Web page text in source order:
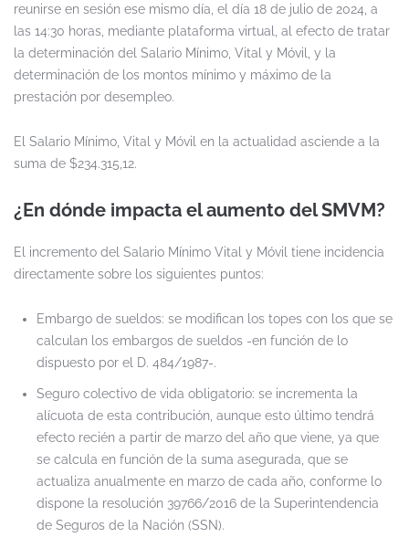
reunirse en sesión ese mismo día, el día 18 de julio de 2024, a
las 14:30 horas, mediante plataforma virtual, al efecto de tratar
la determinación del Salario Mínimo, Vital y Móvil, y la
determinación de los montos mínimo y máximo de la
prestación por desempleo.
El Salario Mínimo, Vital y Móvil en la actualidad asciende a la
suma de $234.315,12.
¿En dónde impacta el aumento del SMVM?
El incremento del Salario Mínimo Vital y Móvil tiene incidencia
directamente sobre los siguientes puntos:
Embargo de sueldos: se modifican los topes con los que se
calculan los embargos de sueldos -en función de lo
dispuesto por el D. 484/1987-.
Seguro colectivo de vida obligatorio: se incrementa la
alícuota de esta contribución, aunque esto último tendrá
efecto recién a partir de marzo del año que viene, ya que
se calcula en función de la suma asegurada, que se
actualiza anualmente en marzo de cada año, conforme lo
dispone la resolución 39766/2016 de la Superintendencia
de Seguros de la Nación (SSN).